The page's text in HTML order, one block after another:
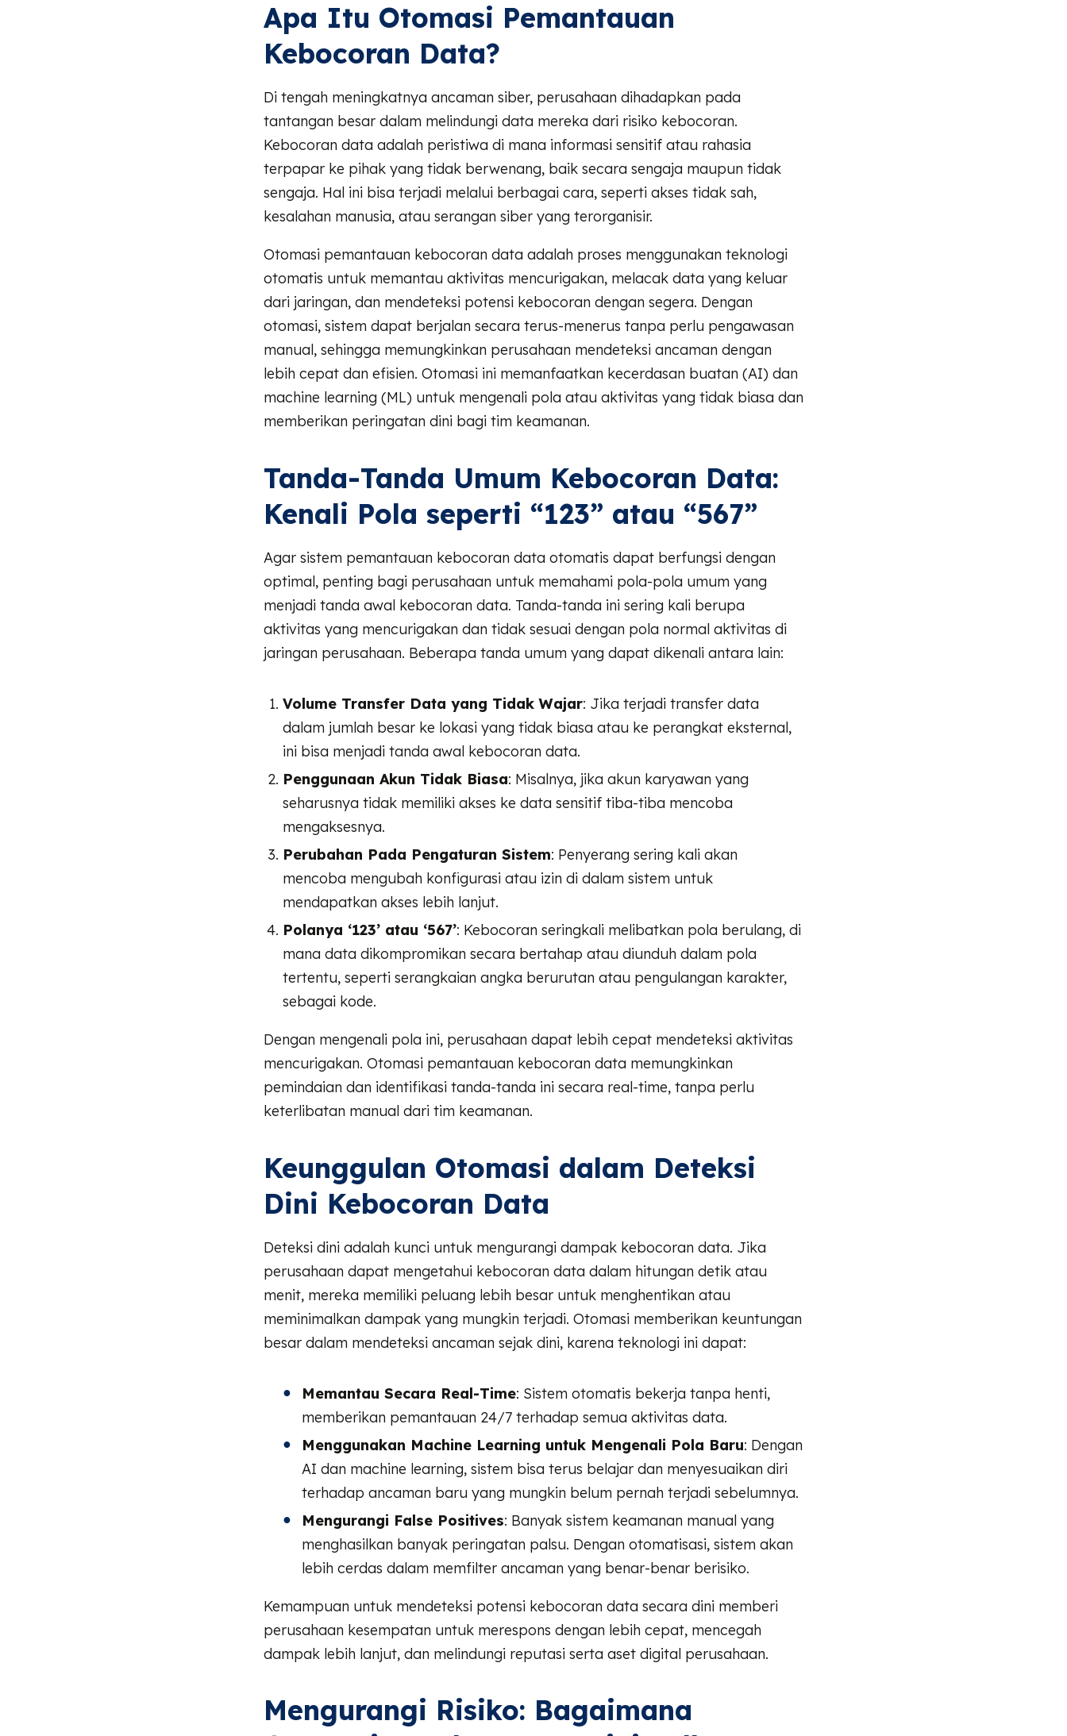
Apa Itu Otomasi Pemantauan
Kebocoran Data?
Di tengah meningkatnya ancaman siber, perusahaan dihadapkan pada
tantangan besar dalam melindungi data mereka dari risiko kebocoran.
Kebocoran data adalah peristiwa di mana informasi sensitif atau rahasia
terpapar ke pihak yang tidak berwenang, baik secara sengaja maupun tidak
sengaja. Hal ini bisa terjadi melalui berbagai cara, seperti akses tidak sah,
kesalahan manusia, atau serangan siber yang terorganisir.
Otomasi pemantauan kebocoran data adalah proses menggunakan teknologi
otomatis untuk memantau aktivitas mencurigakan, melacak data yang keluar
dari jaringan, dan mendeteksi potensi kebocoran dengan segera. Dengan
otomasi, sistem dapat berjalan secara terus-menerus tanpa perlu pengawasan
manual, sehingga memungkinkan perusahaan mendeteksi ancaman dengan
lebih cepat dan efisien. Otomasi ini memanfaatkan kecerdasan buatan (AI) dan
machine learning (ML) untuk mengenali pola atau aktivitas yang tidak biasa dan
memberikan peringatan dini bagi tim keamanan.
Tanda-Tanda Umum Kebocoran Data:
Kenali Pola seperti “123” atau “567”
Agar sistem pemantauan kebocoran data otomatis dapat berfungsi dengan
optimal, penting bagi perusahaan untuk memahami pola-pola umum yang
menjadi tanda awal kebocoran data. Tanda-tanda ini sering kali berupa
aktivitas yang mencurigakan dan tidak sesuai dengan pola normal aktivitas di
jaringan perusahaan. Beberapa tanda umum yang dapat dikenali antara lain:
Volume Transfer Data yang Tidak Wajar: Jika terjadi transfer data
dalam jumlah besar ke lokasi yang tidak biasa atau ke perangkat eksternal,
ini bisa menjadi tanda awal kebocoran data.
Penggunaan Akun Tidak Biasa: Misalnya, jika akun karyawan yang
seharusnya tidak memiliki akses ke data sensitif tiba-tiba mencoba
mengaksesnya.
Perubahan Pada Pengaturan Sistem: Penyerang sering kali akan
mencoba mengubah konfigurasi atau izin di dalam sistem untuk
mendapatkan akses lebih lanjut.
Polanya ‘123’ atau ‘567’: Kebocoran seringkali melibatkan pola berulang, di
mana data dikompromikan secara bertahap atau diunduh dalam pola
tertentu, seperti serangkaian angka berurutan atau pengulangan karakter,
sebagai kode.
Dengan mengenali pola ini, perusahaan dapat lebih cepat mendeteksi aktivitas
mencurigakan. Otomasi pemantauan kebocoran data memungkinkan
pemindaian dan identifikasi tanda-tanda ini secara real-time, tanpa perlu
keterlibatan manual dari tim keamanan.
Keunggulan Otomasi dalam Deteksi
Dini Kebocoran Data
Deteksi dini adalah kunci untuk mengurangi dampak kebocoran data. Jika
perusahaan dapat mengetahui kebocoran data dalam hitungan detik atau
menit, mereka memiliki peluang lebih besar untuk menghentikan atau
meminimalkan dampak yang mungkin terjadi. Otomasi memberikan keuntungan
besar dalam mendeteksi ancaman sejak dini, karena teknologi ini dapat:
Memantau Secara Real-Time: Sistem otomatis bekerja tanpa henti,
memberikan pemantauan 24/7 terhadap semua aktivitas data.
Menggunakan Machine Learning untuk Mengenali Pola Baru: Dengan
AI dan machine learning, sistem bisa terus belajar dan menyesuaikan diri
terhadap ancaman baru yang mungkin belum pernah terjadi sebelumnya.
Mengurangi False Positives: Banyak sistem keamanan manual yang
menghasilkan banyak peringatan palsu. Dengan otomatisasi, sistem akan
lebih cerdas dalam memfilter ancaman yang benar-benar berisiko.
Kemampuan untuk mendeteksi potensi kebocoran data secara dini memberi
perusahaan kesempatan untuk merespons dengan lebih cepat, mencegah
dampak lebih lanjut, dan melindungi reputasi serta aset digital perusahaan.
Mengurangi Risiko: Bagaimana